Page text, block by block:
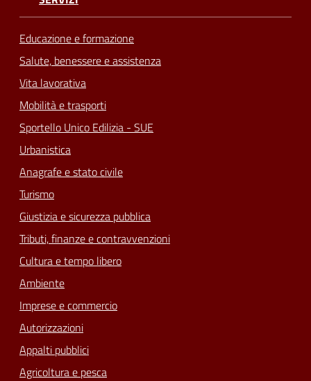
Educazione e formazione
Salute, benessere e assistenza
Vita lavorativa
Mobilità e trasporti
Sportello Unico Edilizia - SUE
Urbanistica
Anagrafe e stato civile
Turismo
Giustizia e sicurezza pubblica
Tributi, finanze e contravvenzioni
Cultura e tempo libero
Ambiente
Imprese e commercio
Autorizzazioni
Appalti pubblici
Agricoltura e pesca